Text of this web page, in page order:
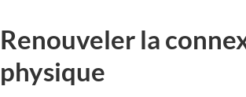
Renouveler la
physique